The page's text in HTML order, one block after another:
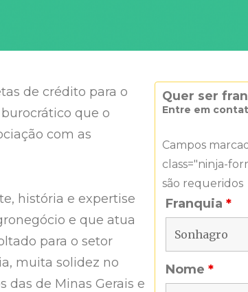
de crédito para o
que o
com as
história e expertise
e que atua
para o setor
muita solidez no
de Minas Gerais e
Quer ser
Entre em
Campos
class="ninja-
são requeridos
Franquia *
Nome *